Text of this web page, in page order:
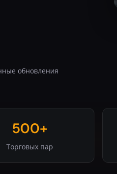
обновления
500+
Торговых пар